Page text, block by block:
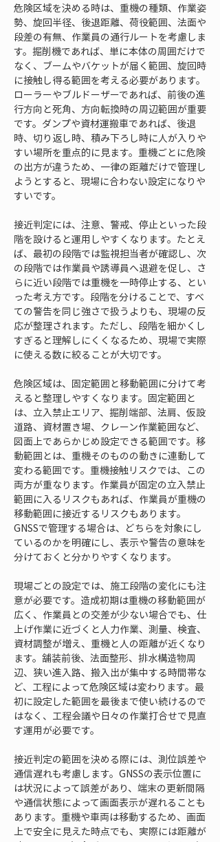
危険区域を決める時は、重機の種類、作業姿
勢、旋回半径、後退距離、荷役範囲、法面や
段差の有無、作業員の通行ルートを考慮しま
す。掘削機であれば、単に本体の周囲だけで
なく、ブームやバケットが届く範囲、旋回時
に接触し得る範囲を考える必要があります。
ローラーやブルドーザーであれば、前後の進
行方向と死角、方向転換時の周辺範囲が重要
です。ダンプや資材運搬車であれば、後退
時、切り返し時、積み下ろし時に人が入りや
すい場所を重点的に見ます。重機ごとに危険
の出方が違うため、一律の距離だけで管理し
ようとすると、現場に合わない設定になりや
すいです。
接近判定には、注意、警戒、停止といった段
階を設けると運用しやすくなります。たとえ
ば、最初の段階では監視担当者が確認し、次
の段階では作業員や誘導員へ退避を促し、さ
らに近い段階では重機を一時停止する、とい
った考え方です。段階を分けることで、すべ
ての警告を同じ強さで扱うよりも、現場の反
応が整理されます。ただし、段階を細かくし
すぎると理解しにくくなるため、現場で実際
に使える数に絞ることが大切です。
危険区域は、固定範囲と移動範囲に分けて考
えると整理しやすくなります。固定範囲と
は、立入禁止エリア、掘削端部、法肩、仮設
道路、資材置き場、クレーン作業範囲など、
図面上であらかじめ設定できる範囲です。移
動範囲とは、重機そのものの動きに連動して
変わる範囲です。重機接触リスクでは、この
両方が重なります。作業員が固定の立入禁止
範囲に入るリスクもあれば、作業員が重機の
移動範囲に接近するリスクもあります。
GNSSで管理する場合は、どちらを対象にし
ているのかを明確にし、表示や警告の意味を
分けておくと分かりやすくなります。
現場ごとの設定では、施工段階の変化にも注
意が必要です。造成初期は重機の移動範囲が
広く、作業員との交差が少ない場合でも、仕
上げ作業に近づくと人力作業、測量、検査、
資材調整が増え、重機と人の距離が近くなり
ます。舗装前後、法面整形、排水構造物周
辺、狭い進入路、搬入出が集中する時間帯な
ど、工程によって危険区域は変わります。最
初に設定した範囲を最後まで使い続けるので
はなく、工程会議や日々の作業打合せで見直
す運用が必要です。
接近判定の範囲を決める際には、測位誤差や
通信遅れも考慮します。GNSSの表示位置に
は状況によって誤差があり、端末の更新間隔
や通信状態によって画面表示が遅れることも
あります。重機や車両は移動するため、画面
上で安全に見えた時点でも、実際には距離が